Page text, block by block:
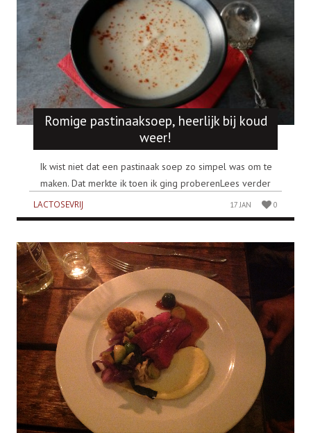
Romige pastinaaksoep, heerlijk bij koud
weer!
Ik wist niet dat een pastinaak soep zo simpel was om te
maken. Dat merkte ik toen ik ging proberenLees verder
LACTOSEVRIJ 17 JAN 0